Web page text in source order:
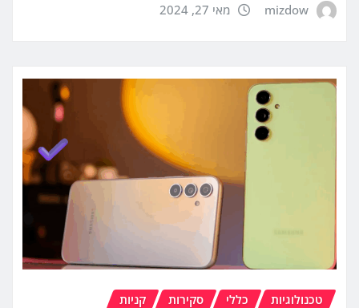
mizdow מאי 27, 2024
טכנולוגיות כללי סקירות קניות